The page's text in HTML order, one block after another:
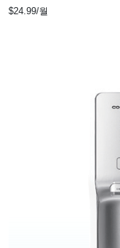
$24.99/월